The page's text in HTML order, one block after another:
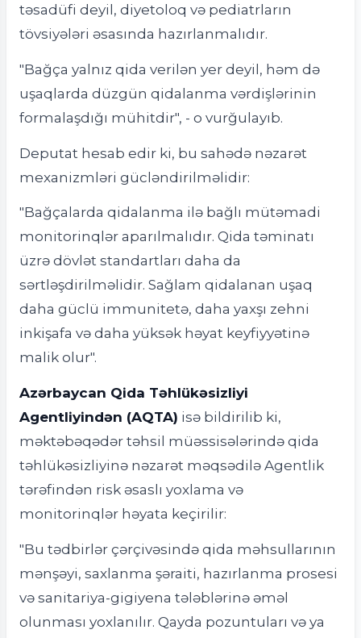
təsadüfi deyil, diyetoloq və pediatrların
tövsiyələri əsasında hazırlanmalıdır.
"Bağça yalnız qida verilən yer deyil, həm də
uşaqlarda düzgün qidalanma vərdişlərinin
formalaşdığı mühitdir", - o vurğulayıb.
Deputat hesab edir ki, bu sahədə nəzarət
mexanizmləri gücləndirilməlidir:
"Bağçalarda qidalanma ilə bağlı mütəmadi
monitorinqlər aparılmalıdır. Qida təminatı
üzrə dövlət standartları daha da
sərtləşdirilməlidir. Sağlam qidalanan uşaq
daha güclü immunitetə, daha yaxşı zehni
inkişafa və daha yüksək həyat keyfiyyətinə
malik olur".
Azərbaycan Qida Təhlükəsizliyi
Agentliyindən (AQTA) isə bildirilib ki,
məktəbəqədər təhsil müəssisələrində qida
təhlükəsizliyinə nəzarət məqsədilə Agentlik
tərəfindən risk əsaslı yoxlama və
monitorinqlər həyata keçirilir:
"Bu tədbirlər çərçivəsində qida məhsullarının
mənşəyi, saxlanma şəraiti, hazırlanma prosesi
və sanitariya-gigiyena tələblərinə əməl
olunması yoxlanılır. Qayda pozuntuları və ya